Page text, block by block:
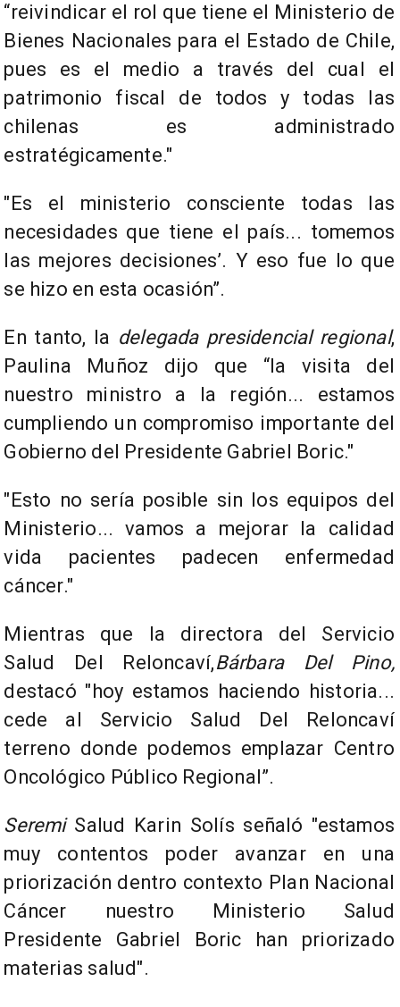
“reivindicar el rol que tiene el Ministerio de
Bienes Nacionales para el Estado de Chile,
pues es el medio a través del cual el
patrimonio fiscal de todos y todas las
chilenas es administrado
estratégicamente."
"Es el ministerio consciente todas las
necesidades que tiene el país... tomemos
las mejores decisiones’. Y eso fue lo que
se hizo en esta ocasión”.
En tanto, la delegada presidencial regional,
Paulina Muñoz dijo que “la visita del
nuestro ministro a la región... estamos
cumpliendo un compromiso importante del
Gobierno del Presidente Gabriel Boric."
"Esto no sería posible sin los equipos del
Ministerio... vamos a mejorar la calidad
vida pacientes padecen enfermedad
cáncer."
Mientras que la directora del Servicio
Salud Del Reloncaví,Bárbara Del Pino,
destacó "hoy estamos haciendo historia...
cede al Servicio Salud Del Reloncaví
terreno donde podemos emplazar Centro
Oncológico Público Regional”.
SeremiSalud Karin Solís señaló "estamos
muy contentos poder avanzar en una
priorización dentro contexto Plan Nacional
Cáncer nuestro Ministerio Salud
Presidente Gabriel Boric han priorizado
materias salud".